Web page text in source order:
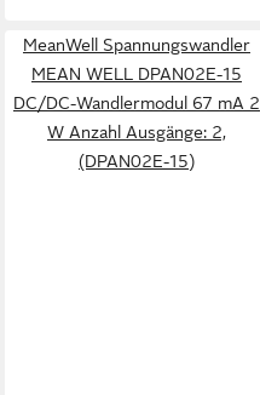
MeanWell Spannungswandler
MEAN WELL DPAN02E-15
DC/DC-Wandlermodul 67 mA 2
W Anzahl Ausgänge: 2,
(DPAN02E-15)